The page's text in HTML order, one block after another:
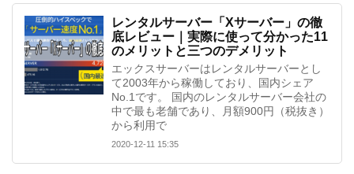
レンタルサーバー「Xサーバー」の徹
底レビュー｜実際に使って分かった11
のメリットと三つのデメリット
エックスサーバーはレンタルサーバーとし
て2003年から稼働しており、国内シェア
No.1です。 国内のレンタルサーバー会社の
中で最も老舗であり、月額900円（税抜き）
から利用で
2020-12-11 15:35